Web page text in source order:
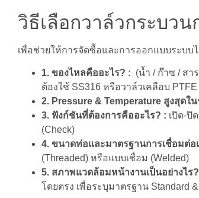
วิธีเลือกวาล์วกระบว
เพื่อช่วยให้การจัดซื้อและการออกแบบระบ
1. ของไหลคืออะไร? : (น้ำ / ก๊าซ / สา
ต้องใช้ SS316 หรือวาล์วเคลือบ PTFE
2. Pressure & Temperature สูงสุดใ
3. ฟังก์ชันที่ต้องการคืออะไร? : เปิด-ปิ
(Check)
4. ขนาดท่อและมาตรฐานการเชื่อมต่อ
(Threaded) หรือแบบเชื่อม (Welded)
5. สภาพแวดล้อมหน้างานเป็นอย่างไร
โดยตรง เพื่อระบุมาตรฐาน Standard